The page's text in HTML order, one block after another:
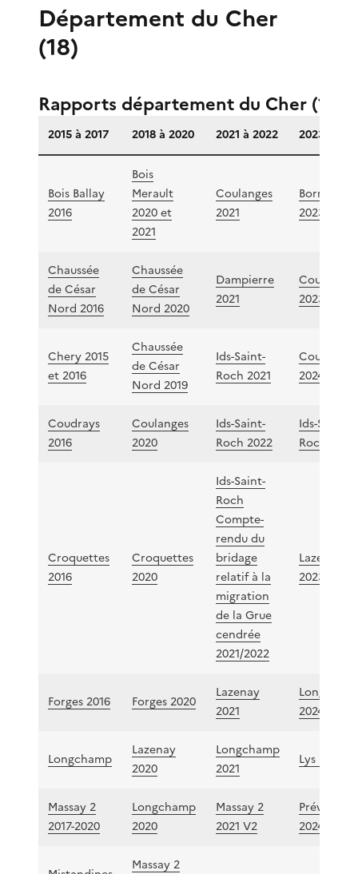
Département du Cher
(18)
Rapports département du Cher (18)
2015 à 2017 2018 à 2020 2021 à 2022 2023 à
Bois Ballay
2016
Bois
Merault
2020 et
2021
Coulanges
2021
Bornay 2
2023
Chaussée
de César
Nord 2016
Chaussée
de César
Nord 2020
Dampierre
2021
Coulanges
2023
Chery 2015
et 2016
Chaussée
de César
Nord 2019
Ids-Saint-
Roch 2021
Coulanges
2024
Coudrays
2016
Coulanges
2020
Ids-Saint-
Roch 2022
Ids-Saint-
Roch 2023
Croquettes
2016
Croquettes
2020
Ids-Saint-
Roch
Compte-
rendu du
bridage
relatif à la
migration
de la Grue
cendrée
2021/2022
Lazenay
2023
Forges 2016 Forges 2020
Lazenay
2021
2024
Longchamp
Lazenay
2020
Longchamp
2021
Lys 2023
Massay 2
2017-2020
Longchamp
2020
Massay 2
2021 V2
2024
Massay 2